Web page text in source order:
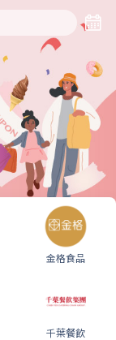
金格食品
千葉餐飲